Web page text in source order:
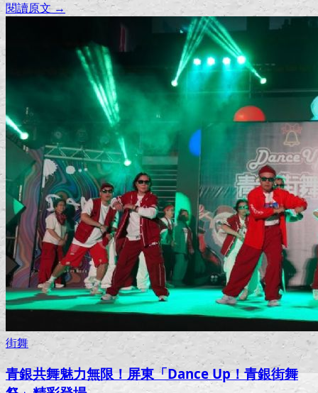
閱讀原文 →
街舞
青銀共舞魅力無限！屏東「Dance Up！青銀街舞